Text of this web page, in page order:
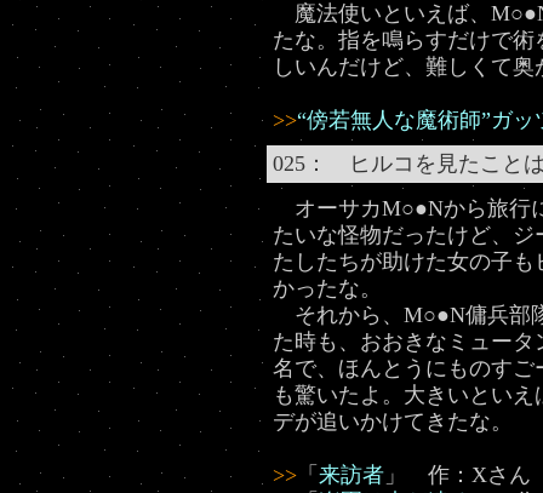
魔法使いといえば、
たな。指を鳴らすだけで
しいんだけど、難しくて奥
>>“傍若無人な魔術師”ガッ
025： ヒルコを見たこと
オーサカM○●Nから旅行
たいな怪物だったけど、
たしたちが助けた女の子
かったな。
それから、M○●N傭兵部
た時も、おおきなミュー
名で、ほんとうにものす
も驚いたよ。大きいとい
デが追いかけてきたな。
>> 「 来訪者 」 作：Xさん